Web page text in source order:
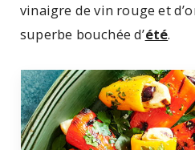
vinaigre de vin rouge et
superbe bouchée d’été.